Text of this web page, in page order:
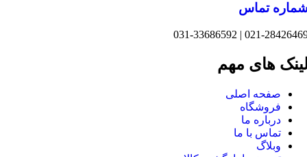
تماس
021-
های مهم
اصلی
ما
با ما